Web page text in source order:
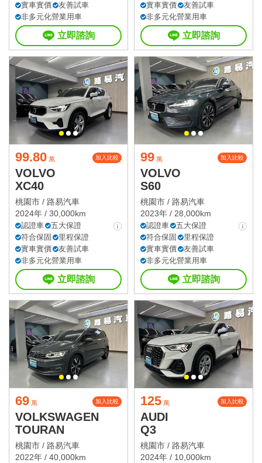
實車實價
友善試車
非多元化營業用車
立即諮詢
實車實價
友善試車
非多元化營業用車
立即諮詢
99.80 萬 加入比較
VOLVO
XC40
桃園市 / 路易汽車
2024年 / 30,000km
認證車
五大保證
符合保固
里程保證
實車實價
友善試車
非多元化營業用車
立即諮詢
99 萬 加入比較
VOLVO
S60
桃園市 / 路易汽車
2023年 / 28,000km
認證車
五大保證
符合保固
里程保證
實車實價
友善試車
非多元化營業用車
立即諮詢
69 萬 加入比較
VOLKSWAGEN
TOURAN
桃園市 / 路易汽車
2022年 / 40,000km
125 萬 加入比較
AUDI
Q3
桃園市 / 路易汽車
2024年 / 10,000km